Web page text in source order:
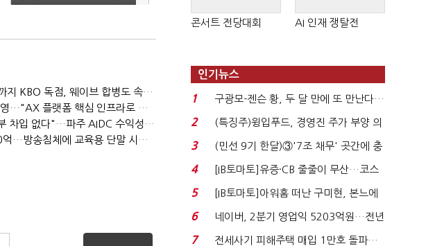
분주
티빙 첫 분기 흑자…"2031년까지 KBO 독점, 웨이브 합병도 속도"
박윤영 KT 대표, AIDC 현장경영…"AX 플랫폼 핵심 인프라로 키운다"
LGU+, "AI 투자 확대에도 외부 차입 없다"…파주 AIDC 수익성 자신
LG헬로비전, 2분기 영업익 30억…방송침체에 교육용 단말 시장도 축소
콘서트 전당대회 AI 인재 쟁탈전
인기뉴스
1
구광모-젠슨 황, 두 달 만에 또 만난다…
로봇·AI 등 논...
2
(특징주)윙입푸드, 경영진 주가 부양 의
지에 상한가...
3
(민선 9기 한달)③'7조 채무' 곳간에 충
격…추미애, 20년...
4
[IB토마토]유증·CB 줄줄이 무산…코스
닥 벌점 급증에 ...
5
[IB토마토]아워홈 떠난 구미현, 본느에
340억 베팅…가...
6
네이버, 2분기 영업익 5203억원…전년
비 0.2% 감소...
7
전세사기 피해주택 매입 1만호 돌파…